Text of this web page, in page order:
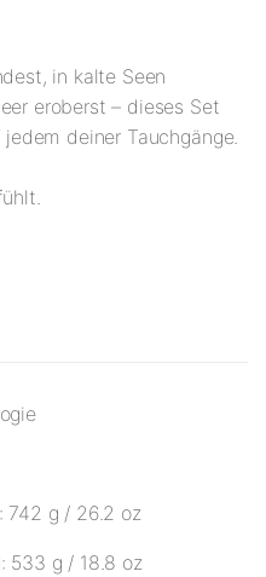
in kalte Seen
eroberst – dieses Set
deiner Tauchgänge.
742 g / 26.2 oz
533 g / 18.8 oz